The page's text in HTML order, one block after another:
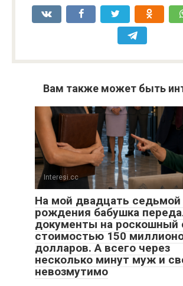
Вам также может быть
Interesi.cc
На мой двадцать седьмой
рождения бабушка
документы на роскошный
стоимостью 150
долларов. А всего через
несколько минут муж и
невозмутимо